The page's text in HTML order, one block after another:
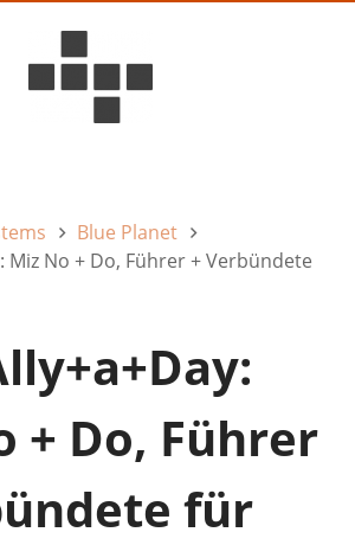
Blue Planet
Miz No + Do, Führer + Verbündete
+ Do, Führer
für